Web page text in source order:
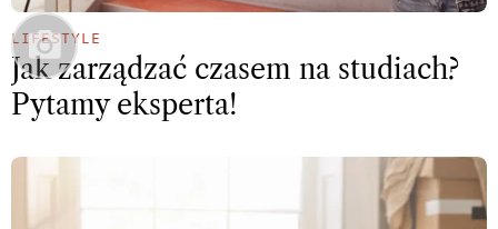
LIFESTYLE
Jak zarządzać czasem na studiach?
Pytamy eksperta!